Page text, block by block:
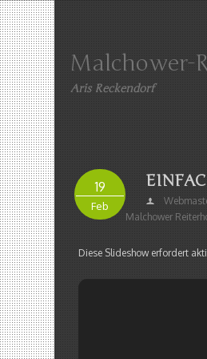
Malchower-
Aris Reckendorf
19
Feb
Malchower
Diese Slideshow erfordert